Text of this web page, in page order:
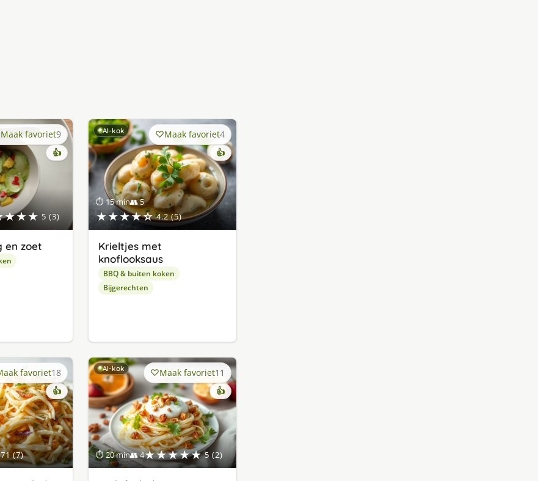
5 (3)
Maak favoriet9
👍
en zoet
AI-kok
⏱ 15 min👥 5
★★★★☆ 4.2 (5)
Maak favoriet4
👍
Krieltjes met
knoflooksaus
BBQ & buiten koken
Bijgerechten
(7)
favoriet18
👍
AI-kok
⏱ 20 min👥 4★★★★★ 5 (2)
Maak favoriet11
👍